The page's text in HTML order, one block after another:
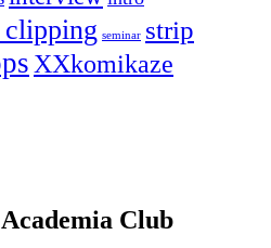
clipping seminar strip
XXkomikaze
Club